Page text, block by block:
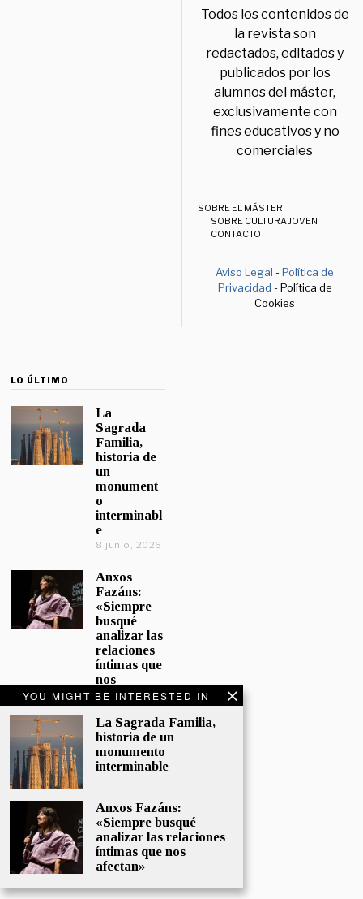
YOU MIGHT BE INTERESTED IN
La Sagrada Familia,
historia de un
monumento
interminable
Anxos Fazáns:
«Siempre busqué
analizar las relaciones
íntimas que nos
afectan»
Todos los contenidos de
la revista son
redactados, editados y
publicados por los
alumnos del máster,
exclusivamente con
fines educativos y no
comerciales
SOBRE EL MÁSTER
SOBRE CULTURA JOVEN
CONTACTO
Aviso Legal -Política de
Privacidad - Política de
Cookies
LO ÚLTIMO
La
Sagrada
Familia,
historia de
un
monument
o
interminabl
e
8 junio, 2026
Anxos
Fazáns:
«Siempre
busqué
analizar las
relaciones
íntimas que
nos
afectan»
5 junio, 2026
El hijo de la
cómica, el
homenaje
Sacristán a
Fernán
Gómez
28 mayo,
2026